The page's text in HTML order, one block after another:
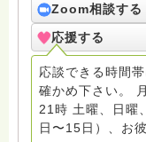
０１９年末頃から
Zoom相談する
応援する
応談できる時間
確かめ下さい。
21時 土曜、日
日〜15日）、お